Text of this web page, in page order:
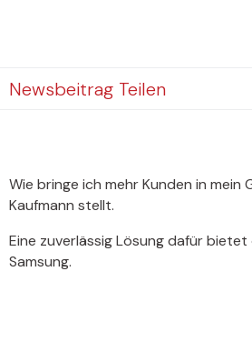
Newsbeitrag Teilen
Wie bringe ich mehr Kunden in
Kaufmann stellt.
Eine zuverlässig Lösung dafür
Samsung.